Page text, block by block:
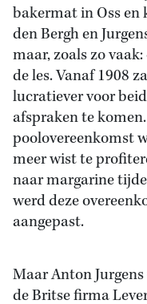
bakermat in Oss en
den Bergh en
maar, zoals zo
de les. Vanaf 1908
lucratiever voor
afspraken te
poolovereenkomst
meer wist te
naar margarine
werd deze
aangepast.
Maar Anton
de Britse firma